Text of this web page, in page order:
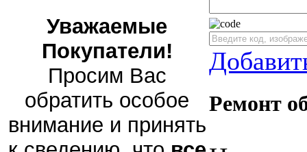
Уважаемые
Покупатели!
Просим Вас
обратить особое
внимание и принять
Ремонт